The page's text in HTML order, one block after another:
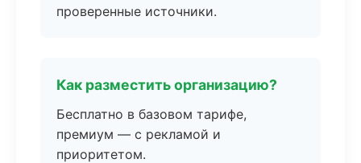
проверенные источники.
Как разместить организацию?
Бесплатно в базовом тарифе,
премиум — с рекламой и
приоритетом.